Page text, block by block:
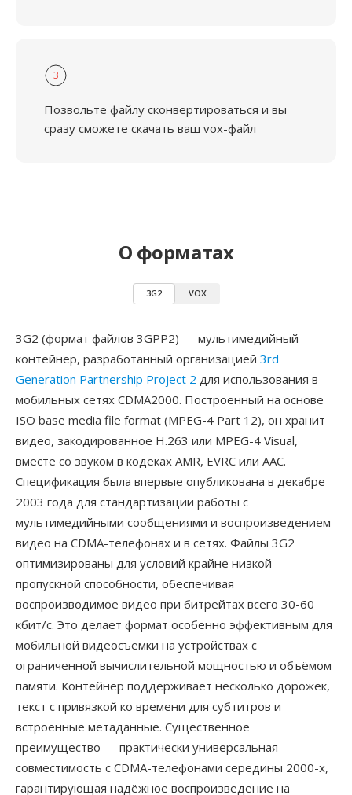
3
Позвольте файлу сконвертироваться и вы
сразу сможете скачать ваш vox-файл
О форматах
3G2 VOX
3G2 (формат файлов 3GPP2) — мультимедийный
контейнер, разработанный организацией 3rd
Generation Partnership Project 2 для использования в
мобильных сетях CDMA2000. Построенный на основе
ISO base media file format (MPEG-4 Part 12), он хранит
видео, закодированное H.263 или MPEG-4 Visual,
вместе со звуком в кодеках AMR, EVRC или AAC.
Спецификация была впервые опубликована в декабре
2003 года для стандартизации работы с
мультимедийными сообщениями и воспроизведением
видео на CDMA-телефонах и в сетях. Файлы 3G2
оптимизированы для условий крайне низкой
пропускной способности, обеспечивая
воспроизводимое видео при битрейтах всего 30-60
кбит/с. Это делает формат особенно эффективным для
мобильной видеосъёмки на устройствах с
ограниченной вычислительной мощностью и объёмом
памяти. Контейнер поддерживает несколько дорожек,
текст с привязкой ко времени для субтитров и
встроенные метаданные. Существенное
преимущество — практически универсальная
совместимость с CDMA-телефонами середины 2000-х,
гарантирующая надёжное воспроизведение на